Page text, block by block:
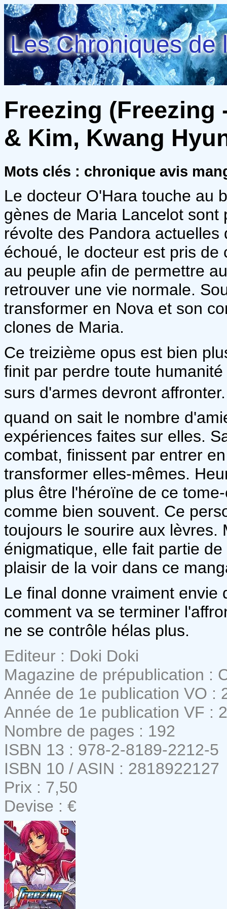
Les Chroniques de
Freezing (Freezing
& Kim, Kwang
Mots clés : chronique avis
Le docteur O'Hara touche au
gènes de Maria Lancelot
révolte des Pandora
échoué, le docteur est pris
au peuple afin de permettre
retrouver une vie normale.
transformer en Nova et son
clones de Maria.
Ce treizième opus est bien
finit par perdre toute
surs d'armes devront
quand on sait le nombre
expériences faites sur elles.
combat, finissent par entrer
transformer elles-mêmes.
plus être l'héroïne de ce
comme bien souvent. Ce
toujours le sourire aux lèvres.
énigmatique, elle fait partie
plaisir de la voir dans ce
Le final donne vraiment envie
comment va se terminer
ne se contrôle hélas plus.
Editeur : Doki Doki
Magazine de prépublication :
Année de 1e publication VO :
Année de 1e publication VF :
Nombre de pages : 192
ISBN 13 : 978-2-8189-2212-5
ISBN 10 / ASIN : 2818922127
Prix : 7,50
Devise : €